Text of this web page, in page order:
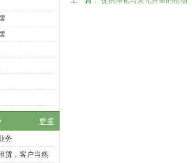
更多
务
赁，客户当然